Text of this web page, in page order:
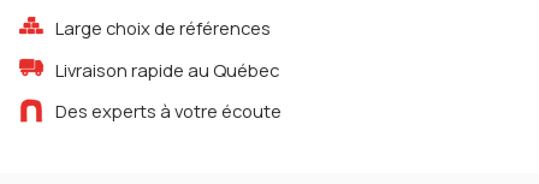
Large choix de références
Livraison rapide au Québec
Des experts à votre écoute